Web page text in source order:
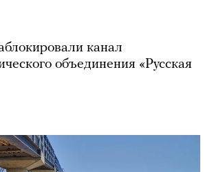
канал
объединения «Русская